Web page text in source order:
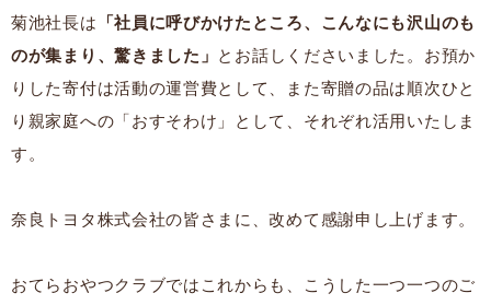
菊池社長は 「社員に呼びかけたところ、こんなにも沢山のも
のが集まり、驚きました」 とお話しくださいました。お預か
りした寄付は活動の運営費として、また寄贈の品は順次ひと
り親家庭への「おすそわけ」として、それぞれ活用いたしま
す。
奈良トヨタ株式会社の皆さまに、改めて感謝申し上げます。
おてらおやつクラブではこれからも、こうした一つ一つのご